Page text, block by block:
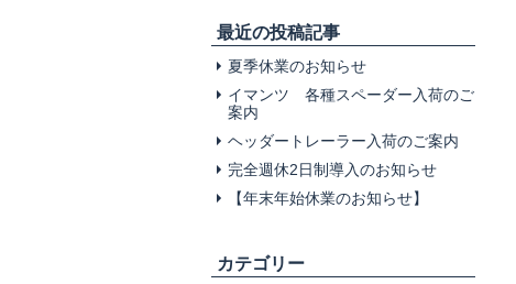
最近の投稿記事
夏季休業のお知らせ
イマンツ 各種スペーダー入荷のご
案内
ヘッダートレーラー入荷のご案内
完全週休2日制導入のお知らせ
【年末年始休業のお知らせ】
カテゴリー